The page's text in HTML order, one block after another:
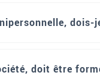
doit être